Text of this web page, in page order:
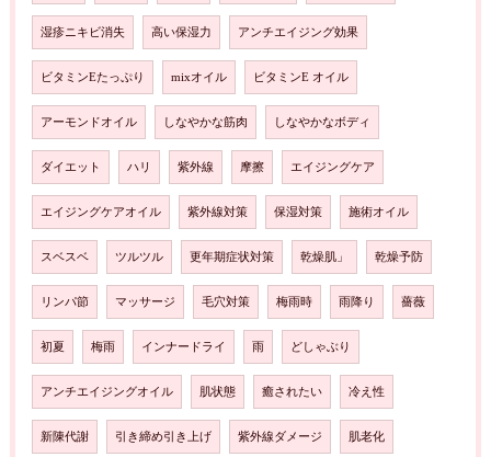
湿疹ニキビ消失 高い保湿力 アンチエイジング効果
ビタミンEたっぷり mixオイル ビタミンE オイル
アーモンドオイル しなやかな筋肉 しなやかなボディ
ダイエット ハリ 紫外線 摩擦 エイジングケア
エイジングケアオイル 紫外線対策 保湿対策 施術オイル
スベスベ ツルツル 更年期症状対策 乾燥肌」 乾燥予防
リンパ節 マッサージ 毛穴対策 梅雨時 雨降り 薔薇
初夏 梅雨 インナードライ 雨 どしゃぶり
アンチエイジングオイル 肌状態 癒されたい 冷え性
新陳代謝 引き締め引き上げ 紫外線ダメージ 肌老化